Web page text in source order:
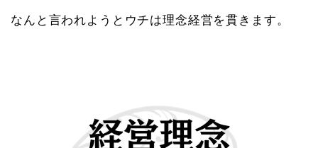
なんと言われようとウチは理念経営を貫きます。